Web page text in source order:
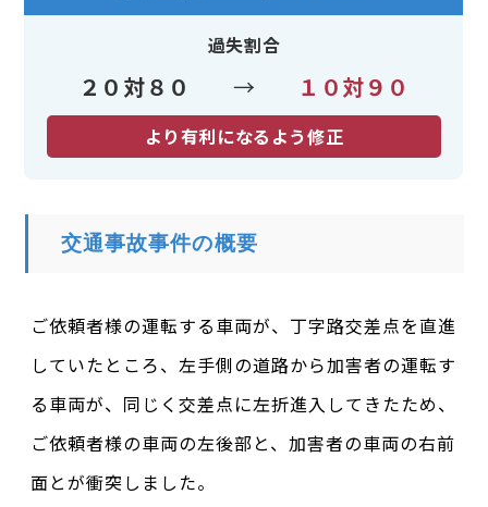
過失割合
２０対８０ → １０対９０
より有利になるよう修正
交通事故事件の概要
ご依頼者様の運転する車両が、丁字路交差点を直進
していたところ、左手側の道路から加害者の運転す
る車両が、同じく交差点に左折進入してきたため、
ご依頼者様の車両の左後部と、加害者の車両の右前
面とが衝突しました。